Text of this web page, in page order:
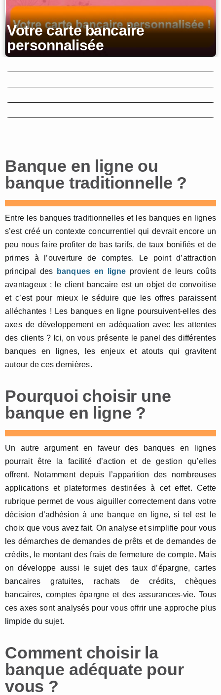
Votre carte bancaire
personnalisée
Tout savoir sur le Livret A
Avantages et inconvénients
des banques en ligne
Le crédit personnel dopé par
le secteur de l’automobile
La moitié des français se
disent pour la banque en ligne
Banque en ligne ou
banque traditionnelle ?
Entre les banques traditionnelles et les banques en lignes
s’est créé un contexte concurrentiel qui devrait encore un
peu nous faire profiter de bas tarifs, de taux bonifiés et de
primes à l’ouverture de comptes. Le point d’attraction
principal des
banques en ligne provient de leurs coûts
avantageux ; le client bancaire est un objet de convoitise
et c’est pour mieux le séduire que les offres paraissent
alléchantes ! Les banques en ligne poursuivent-elles des
axes de développement en adéquation avec les attentes
des clients ? Ici, on vous présente le panel des différentes
banques en lignes, les enjeux et atouts qui gravitent
autour de ces dernières.
Pourquoi choisir une
banque en ligne ?
Un autre argument en faveur des banques en lignes
pourrait être la facilité d’action et de gestion qu’elles
offrent. Notamment depuis l’apparition des nombreuses
applications et plateformes destinées à cet effet. Cette
rubrique permet de vous aiguiller correctement dans votre
décision d’adhésion à une banque en ligne, si tel est le
choix que vous avez fait. On analyse et simplifie pour vous
les démarches de demandes de prêts et de demandes de
crédits, le montant des frais de fermeture de compte. Mais
on développe aussi le sujet des taux d’épargne, cartes
bancaires gratuites, rachats de crédits, chèques
bancaires, comptes épargne et des assurances-vie. Tous
ces axes sont analysés pour vous offrir une approche plus
limpide du sujet.
Comment choisir la
banque adéquate pour
vous ?